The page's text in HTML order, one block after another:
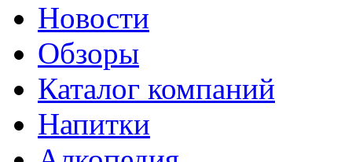
Новости
Обзоры
Каталог компаний
Напитки